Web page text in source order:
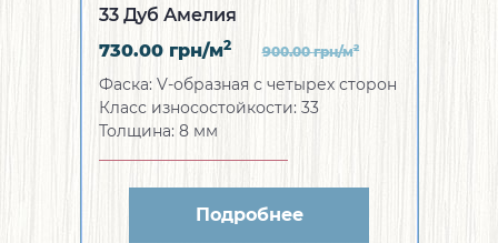
33 Дуб Амелия
730.00 грн/м2 900.00грн/м2
Фаска: V-образная с четырех сторон
Класс износостойкости: 33
Толщина: 8 мм
Подробнее